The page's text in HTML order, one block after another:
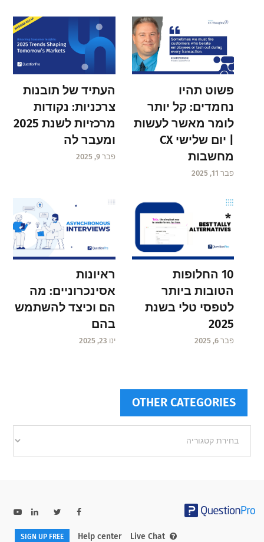
פשוט תהיו
נחמדים: קל יותר
לומר מאשר לעשות
| יום שלישי CX
מחשבות
פבר 11, 2025
העתיד של תובנות
צרכניות: נקודות
מרכזיות לשנת 2025
ומעבר לה
פבר 9, 2025
10 החלופות
הטובות ביותר
לטפסי טלי בשנת
2025
פבר 6, 2025
ראיונות
אסינכרוניים: מה
הם וכיצד להשתמש
בהם
ינו 23, 2025
OTHER CATEGORIES
categories
Help center Live Chat
SIGN UP FREE